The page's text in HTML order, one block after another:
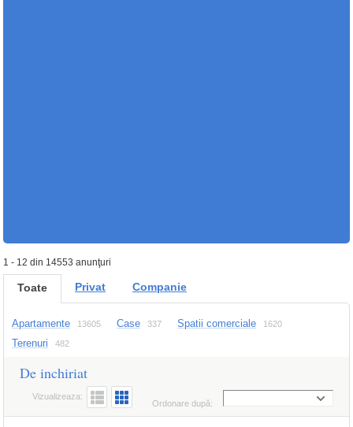
1 - 12 din 14553 anunţuri
Toate Privat Companie
Apartamente 13605 Case 337 Spatii comerciale 1620
Terenuri 482
De inchiriat
Ordonare după:
Vizualizeaza: